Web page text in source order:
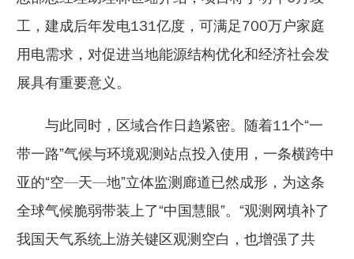
工，建成后年发电131亿度，可满足700万户家庭
用电需求，对促进当地能源结构优化和经济社会发
展具有重要意义。
与此同时，区域合作日趋紧密。随着11个“一
带一路”气候与环境观测站点投入使用，一条横跨中
亚的“空—天—地”立体监测廊道已然成形，为这条
全球气候脆弱带装上了“中国慧眼”。“观测网填补了
我国天气系统上游关键区观测空白，也增强了共